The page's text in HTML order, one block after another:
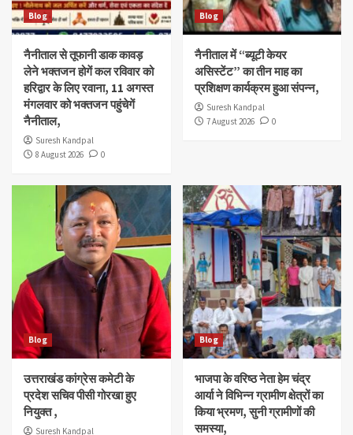
Blog
नैनीताल से तूफानी डाक कावड़
लेने भक्तजन होगें कल रविवार को
हरिद्वार के लिए रवाना, 11 अगस्त
मंगलवार को भक्तजन पहुंचेगें
नैनीताल,
Suresh Kandpal
8 August 2026
0
Blog
नैनीताल में “ब्यूटी केयर
असिस्टेंट” का तीन माह का
प्रशिक्षण कार्यक्रम हुआ संपन्न,
Suresh Kandpal
7 August 2026
0
Blog
उत्तराखंड कांग्रेस कमेटी के
प्रदेश सचिव पीसी गोरखा हुए
नियुक्त ,
Suresh Kandpal
Blog
भाजपा के वरिष्ठ नेता हेम चंद्र
आर्या ने विभिन्न ग्रामीण क्षेत्रों का
किया भ्रमण, सुनी ग्रामीणों की
समस्या,